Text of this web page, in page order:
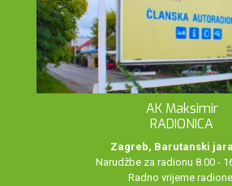
AK Maksimir
RADIONICA
Zagreb, Barutanski
Narudžbe za radionu 8.00 -
Radno vrijeme